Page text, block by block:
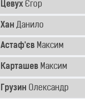
Цевух Єгор
Хан Данило
Астаф'єв Максим
Карташев Максим
Грузин Олександр